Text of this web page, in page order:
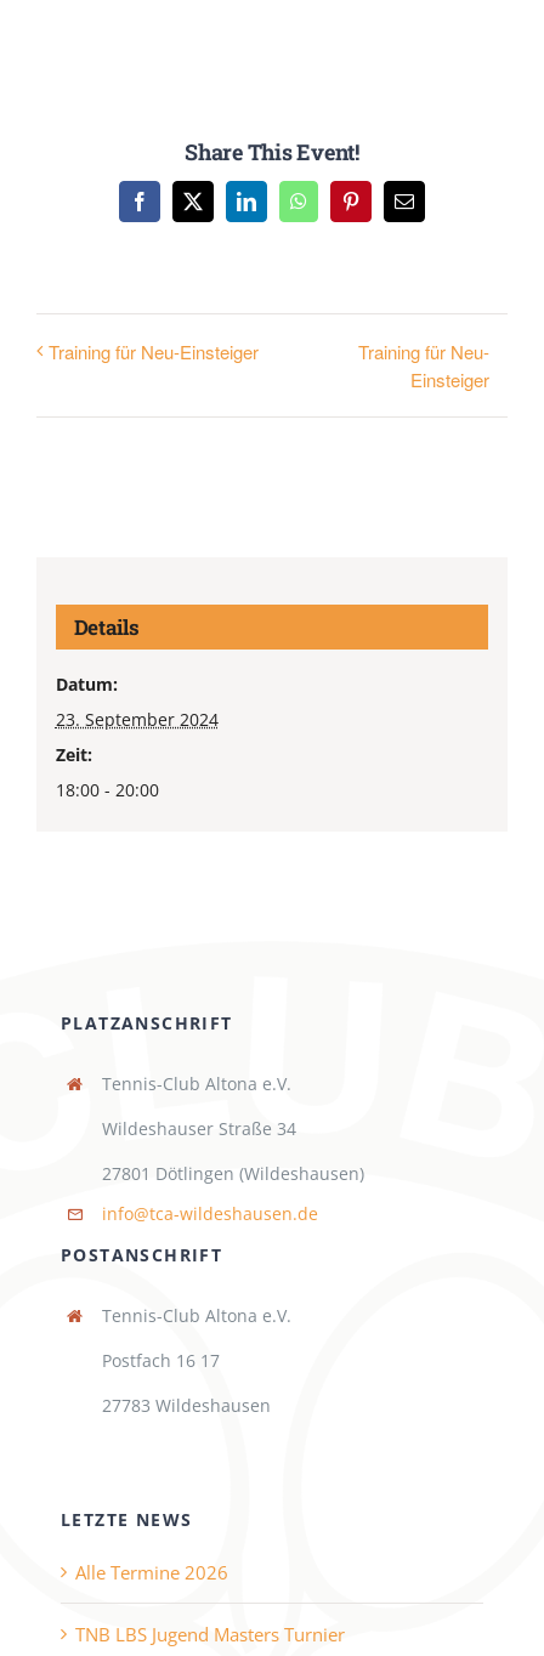
Share This Event!
Facebook
X LinkedInWhatsAppPinterest
E-
Mail
Training für Neu-Einsteiger
Training für Neu-
Einsteiger
Details
Datum:
23. September 2024
Zeit:
18:00 - 20:00
PLATZANSCHRIFT
Tennis-Club Altona e.V.
Wildeshauser Straße 34
27801 Dötlingen (Wildeshausen)
info@tca-wildeshausen.de
POSTANSCHRIFT
Tennis-Club Altona e.V.
Postfach 16 17
27783 Wildeshausen
LETZTE NEWS
Alle Termine 2026
TNB LBS Jugend Masters Turnier